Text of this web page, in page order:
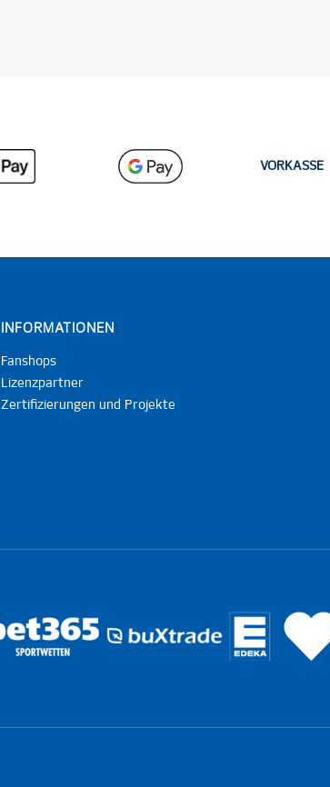
VORKASSE
INFORMATIONEN
Fanshops
Lizenzpartner
Zertifizierungen und Projekte